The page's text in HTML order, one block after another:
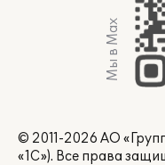
Мы в Max
© 2011-2026 АО
«1С»). Все права